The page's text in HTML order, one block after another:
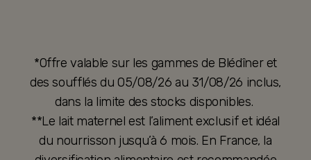
*Offre valable sur les gammes de Blédîner et
des soufflés du 05/08/26 au 31/08/26 inclus,
dans la limite des stocks disponibles.
**Le lait maternel est l’aliment exclusif et idéal
du nourrisson jusqu’à 6 mois. En France, la